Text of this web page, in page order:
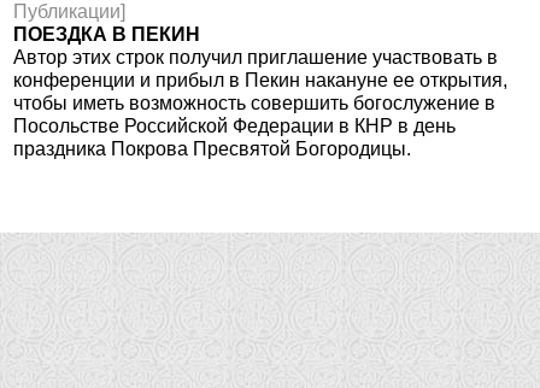
Публикации]
ПОЕЗДКА В ПЕКИН
Автор этих строк получил приглашение участвовать в
конференции и прибыл в Пекин накануне ее открытия,
чтобы иметь возможность совершить богослужение в
Посольстве Российской Федерации в КНР в день
праздника Покрова Пресвятой Богородицы.